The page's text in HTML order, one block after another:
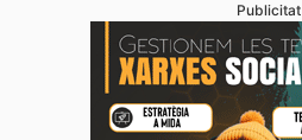
Publicitat